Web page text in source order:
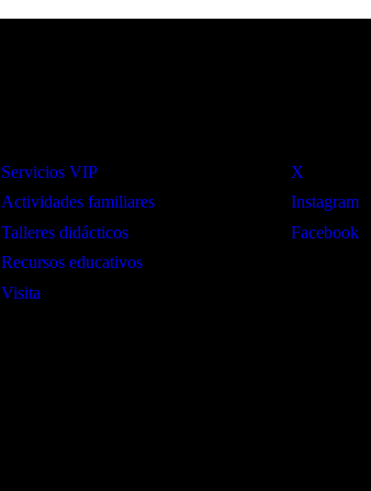
Servicios VIP
Actividades familiares
Talleres didácticos
Recursos educativos
Visita
X
Instagram
Facebook